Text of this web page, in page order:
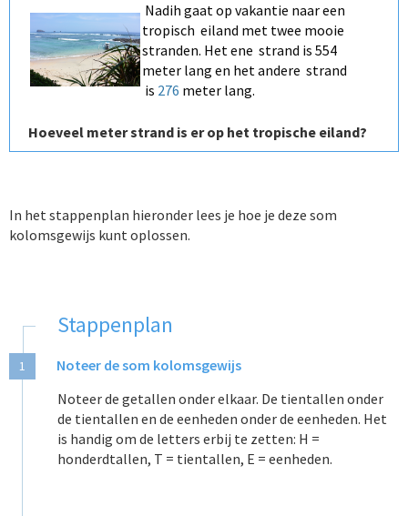
Nadih gaat op vakantie naar een
tropisch eiland met twee mooie
stranden. Het ene strand is 554
meter lang en het andere strand
is 276 meter lang.
Hoeveel meter strand is er op het tropische eiland?
In het stappenplan hieronder lees je hoe je deze som
kolomsgewijs kunt oplossen.
Stappenplan
1
Noteer de som kolomsgewijs
Noteer de getallen onder elkaar. De tientallen onder
de tientallen en de eenheden onder de eenheden. Het
is handig om de letters erbij te zetten: H =
honderdtallen, T = tientallen, E = eenheden.